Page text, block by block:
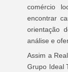
comércio
encontrar
orientação
análise e
Assim a
Grupo Ideal